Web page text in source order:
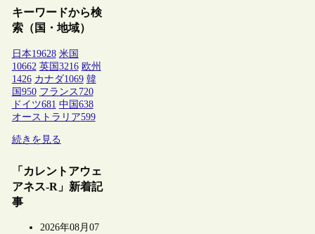
キーワードから検
索（国・地域）
日本19628 米国
10662 英国3216 欧州
1426 カナダ1069 韓
国950 フランス 720
ドイツ681 中国638
オーストラリア599
続きを見る
「カレントアウェ
アネス-R」新着記
事
2026年08月07